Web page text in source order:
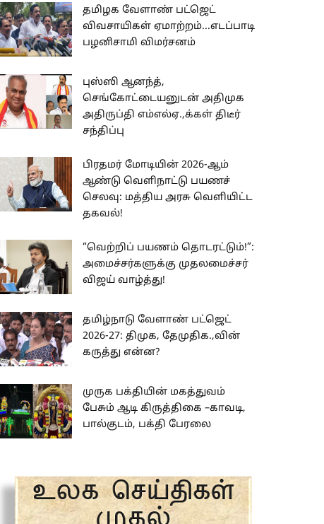
தமிழக வேளாண் பட்ஜெட்
விவசாயிகள் ஏமாற்றம்...எடப்பாடி
பழனிசாமி விமர்சனம்
புஸ்ஸி ஆனந்த்,
செங்கோட்டையனுடன் அதிமுக
அதிருப்தி எம்எல்ஏ.,க்கள் திடீர்
சந்திப்பு
பிரதமர் மோடியின் 2026-ஆம்
ஆண்டு வெளிநாட்டு பயணச்
செலவு: மத்திய அரசு வெளியிட்ட
தகவல்!
“வெற்றிப் பயணம் தொடரட்டும்!”:
அமைச்சர்களுக்கு முதலமைச்சர்
விஜய் வாழ்த்து!
தமிழ்நாடு வேளாண் பட்ஜெட்
2026-27: திமுக, தேமுதிக.,வின்
கருத்து என்ன?
முருக பக்தியின் மகத்துவம்
பேசும் ஆடி கிருத்திகை –காவடி,
பால்குடம், பக்தி பேரலை